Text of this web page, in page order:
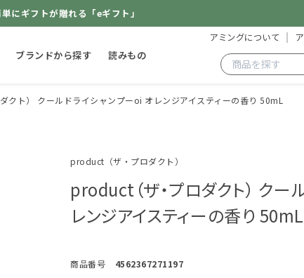
にギフトが贈れる「eギフト」
ブランドから探す 読みもの
アミングについて
クト） クールドライシャンプーoi オレンジアイスティーの香り 50mL
product（ザ・プロダクト）
product（ザ・プロダクト） クー
レンジアイスティーの香り 50mL
商品番号 4562367271197